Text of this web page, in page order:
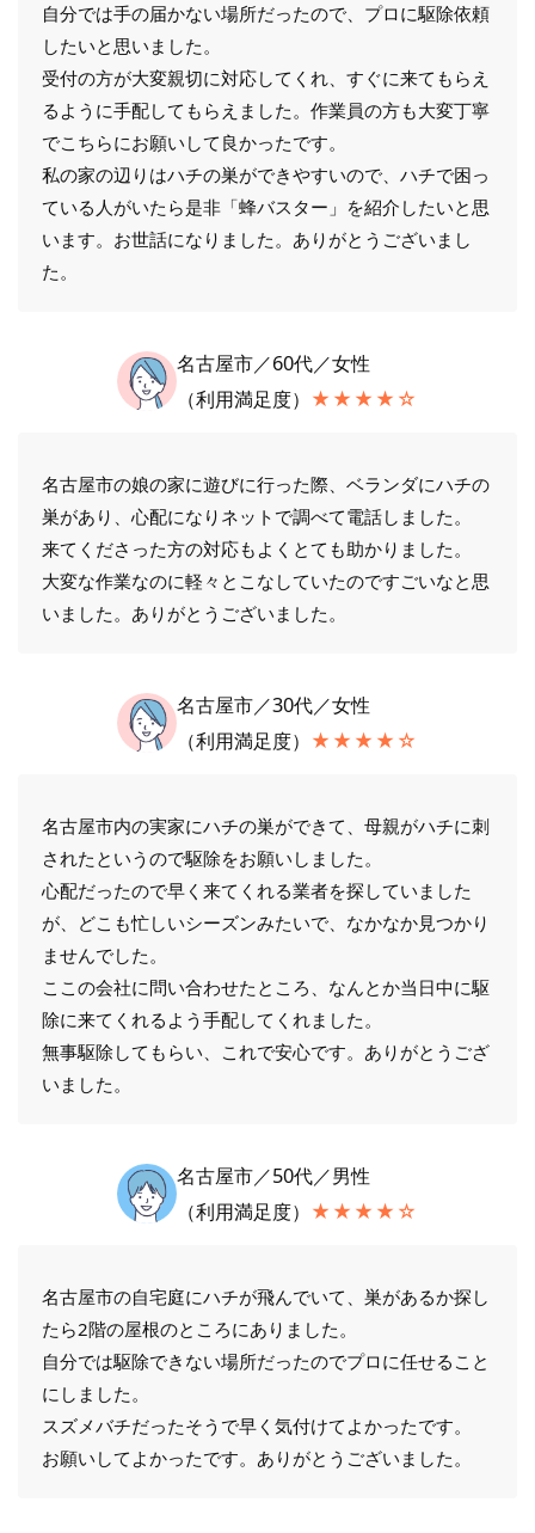
自分では手の届かない場所だったので、プロに駆除依頼
したいと思いました。
受付の方が大変親切に対応してくれ、すぐに来てもらえ
るように手配してもらえました。作業員の方も大変丁寧
でこちらにお願いして良かったです。
私の家の辺りはハチの巣ができやすいので、ハチで困っ
ている人がいたら是非「蜂バスター」を紹介したいと思
います。お世話になりました。ありがとうございまし
た。
名古屋市／60代／女性
（利用満足度） ★★★★☆
名古屋市の娘の家に遊びに行った際、ベランダにハチの
巣があり、心配になりネットで調べて電話しました。
来てくださった方の対応もよくとても助かりました。
大変な作業なのに軽々とこなしていたのですごいなと思
いました。ありがとうございました。
名古屋市／30代／女性
（利用満足度） ★★★★☆
名古屋市内の実家にハチの巣ができて、母親がハチに刺
されたというので駆除をお願いしました。
心配だったので早く来てくれる業者を探していました
が、どこも忙しいシーズンみたいで、なかなか見つかり
ませんでした。
ここの会社に問い合わせたところ、なんとか当日中に駆
除に来てくれるよう手配してくれました。
無事駆除してもらい、これで安心です。ありがとうござ
いました。
名古屋市／50代／男性
（利用満足度） ★★★★☆
名古屋市の自宅庭にハチが飛んでいて、巣があるか探し
たら2階の屋根のところにありました。
自分では駆除できない場所だったのでプロに任せること
にしました。
スズメバチだったそうで早く気付けてよかったです。
お願いしてよかったです。ありがとうございました。